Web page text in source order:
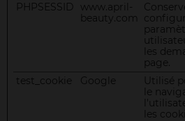
PHPSESSID
www.april-
beauty.com
les
page.
test_cookie Google
Utilisé
le
les